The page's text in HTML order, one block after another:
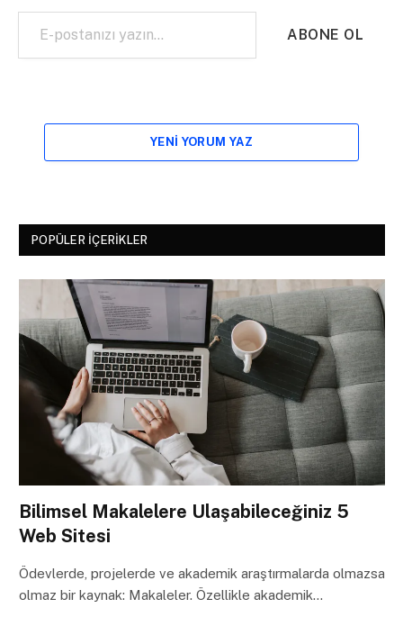
E-postanızı yazın…
ABONE OL
YENI YORUM YAZ
POPÜLER İÇERIKLER
Bilimsel Makalelere Ulaşabileceğiniz 5
Web Sitesi
Ödevlerde, projelerde ve akademik araştırmalarda olmazsa
olmaz bir kaynak: Makaleler. Özellikle akademik…